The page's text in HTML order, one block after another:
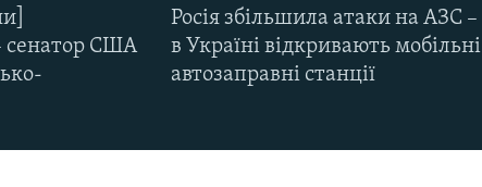
сенатор США
Росія збільшила атаки на АЗС –
в Україні відкривають мобільні
автозаправні станції